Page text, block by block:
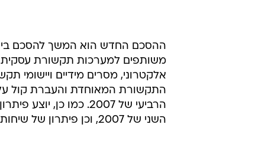
משותפים למערכות תקשורת עסקית
אלקטרוני, מסרים מידיים ויישומי
הרביעי של 2007. כמו
השני של 2007, וכן פיתרון של שיחות ועידה שמתוכנן לשיווק ברבעון הרביעי של 2007.